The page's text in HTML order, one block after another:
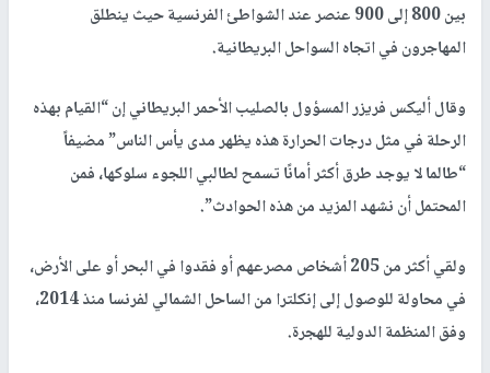
بين 800 إلى 900 عنصر عند الشواطئ الفرنسية حيث ينطلق
المهاجرون في اتجاه السواحل البريطانية.
وقال أليكس فريزر المسؤول بالصليب الأحمر البريطاني إن “القيام بهذه
الرحلة في مثل درجات الحرارة هذه يظهر مدى يأس الناس” مضيفاً
“طالما لا يوجد طرق أكثر أمانًا تسمح لطالبي اللجوء سلوكها، فمن
المحتمل أن نشهد المزيد من هذه الحوادث”.
ولقي أكثر من 205 أشخاص مصرعهم أو فقدوا في البحر أو على الأرض،
في محاولة للوصول إلى إنكلترا من الساحل الشمالي لفرنسا منذ 2014،
وفق المنظمة الدولية للهجرة.